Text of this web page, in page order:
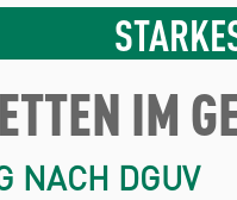
IM
NACH DGUV